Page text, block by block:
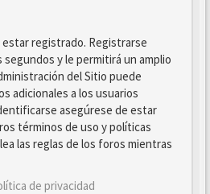
registrado. Registrarse
y le permitirá un amplio
del Sitio puede
adicionales a los usuarios
asegúrese de estar
términos de uso y políticas
las reglas de los foros mientras
de privacidad